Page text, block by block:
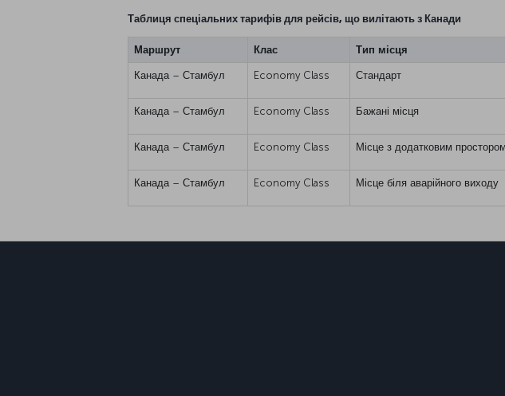
Таблиця спеціальних тарифів для рейсів, що вилітають з Канади
Маршрут Клас Тип місця
Канада – Стамбул Economy Class Стандарт
Канада – Стамбул Economy Class Бажані місця
Канада – Стамбул Economy Class Місце з додатковим
Канада – Стамбул Economy Class Місце біля аварійного виходу